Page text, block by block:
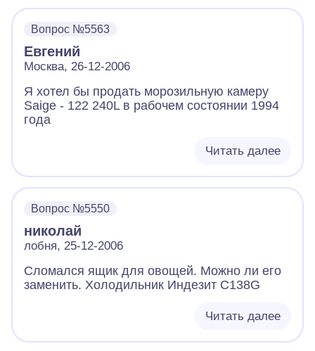
Вопрос №5563
Евгений
Москва, 26-12-2006
Я хотел бы продать морозильную камеру
Saige - 122 240L в рабочем состоянии 1994
года
Читать далее
Вопрос №5550
николай
лобня, 25-12-2006
Сломался ящик для овощей. Можно ли его
заменить. Холодильник Индезит С138G
Читать далее